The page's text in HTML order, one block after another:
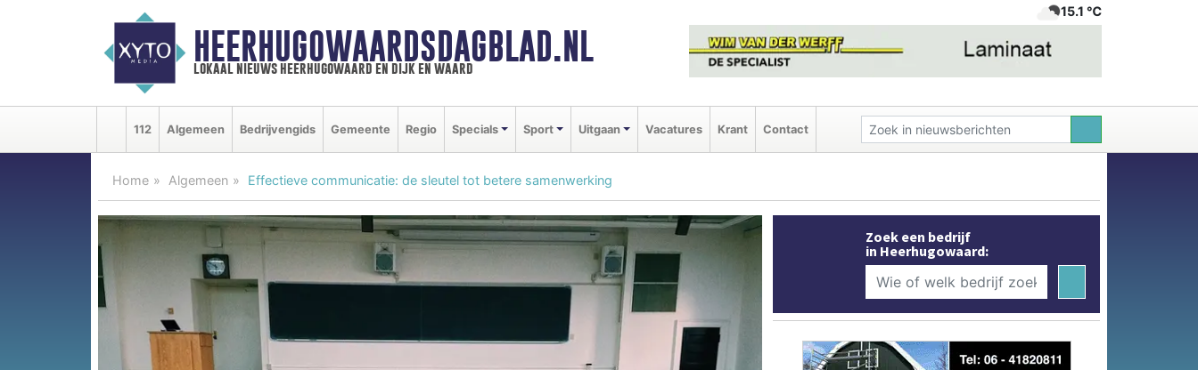
HEERHUGOWAARDSDAGBLAD.NL
lokaal nieuws heerhugowaard en dijk en waard
15.1 ℃
112 Algemeen Bedrijvengids Gemeente Regio Specials Sport Uitgaan Vacatures Krant Contact
Home Algemeen Effectieve communicatie: de sleutel tot betere samenwerking
Zoek een bedrijf
in Heerhugowaard: